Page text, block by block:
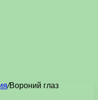
/Вороний глаз